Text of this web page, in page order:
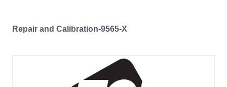
Repair and Calibration-9565-X